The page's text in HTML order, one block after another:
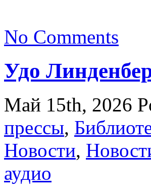
No Comments
Удо
Май 15th, 2026
прессы,
Новости,
аудио